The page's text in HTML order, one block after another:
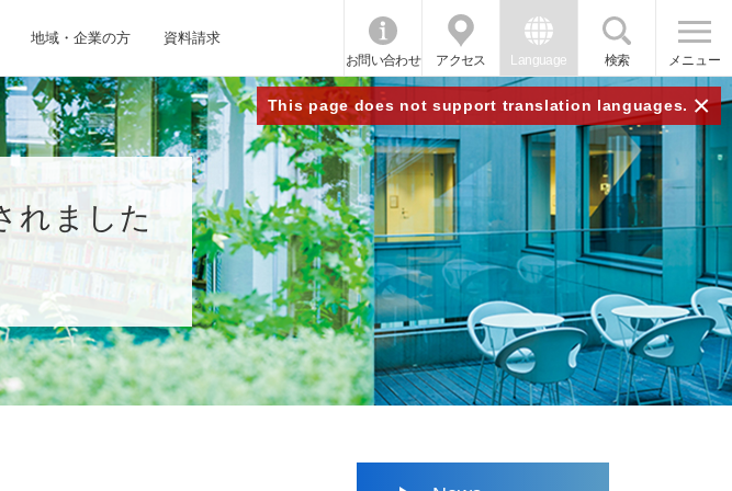
地域・企業の方 資料請求
お問い合わせ アクセス Language 検索 メニュー
This page does not support translation languages. ×
れました